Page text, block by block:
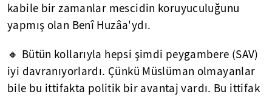
kabile bir zamanlar mescidin koruyuculuğunu
yapmış olan Benî Huzâa'ydı.
🔸 Bütün kollarıyla hepsi şimdi peygambere (SAV)
iyi davranıyorlardı. Çünkü Müslüman olmayanlar
bile bu ittifakta politik bir avantaj vardı. Bu ittifak